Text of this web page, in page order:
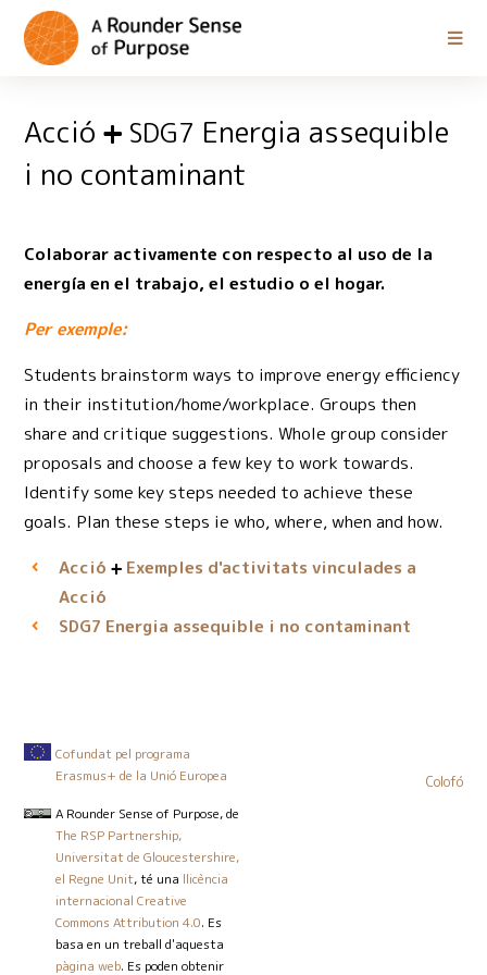
Acció SDG7 Energia assequible
i no contaminant
Colaborar activamente con respecto al uso de la
energía en el trabajo, el estudio o el hogar.
Per exemple:
Students brainstorm ways to improve energy efficiency
in their institution/home/workplace. Groups then
share and critique suggestions. Whole group consider
proposals and choose a few key to work towards.
Identify some key steps needed to achieve these
goals. Plan these steps ie who, where, when and how.
Acció
Exemples d'activitats vinculades a
Acció
SDG7 Energia assequible i no contaminant
Cofundat pel programa
Erasmus+ de la Unió Europea
A Rounder Sense of Purpose, de
The RSP Partnership,
Universitat de Gloucestershire,
el Regne Unit, té una llicència
internacional Creative
Commons Attribution 4.0. Es
basa en un treball d'aquesta
pàgina web. Es poden obtenir
Colofó